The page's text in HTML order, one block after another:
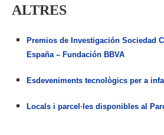
ALTRES
Premios de Investigación Sociedad
España – Fundación BBVA
Esdeveniments tecnològics per a
Locals i parcel·les disponibles al